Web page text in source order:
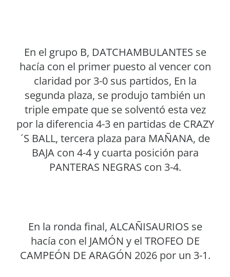
En el grupo B, DATCHAMBULANTES se
hacía con el primer puesto al vencer con
claridad por 3-0 sus partidos, En la
segunda plaza, se produjo también un
triple empate que se solventó esta vez
por la diferencia 4-3 en partidas de CRAZY
´S BALL, tercera plaza para MAÑANA, de
BAJA con 4-4 y cuarta posición para
PANTERAS NEGRAS con 3-4.
En la ronda final, ALCAÑISAURIOS se
hacía con el JAMÓN y el TROFEO DE
CAMPEÓN DE ARAGÓN 2026 por un 3-1.